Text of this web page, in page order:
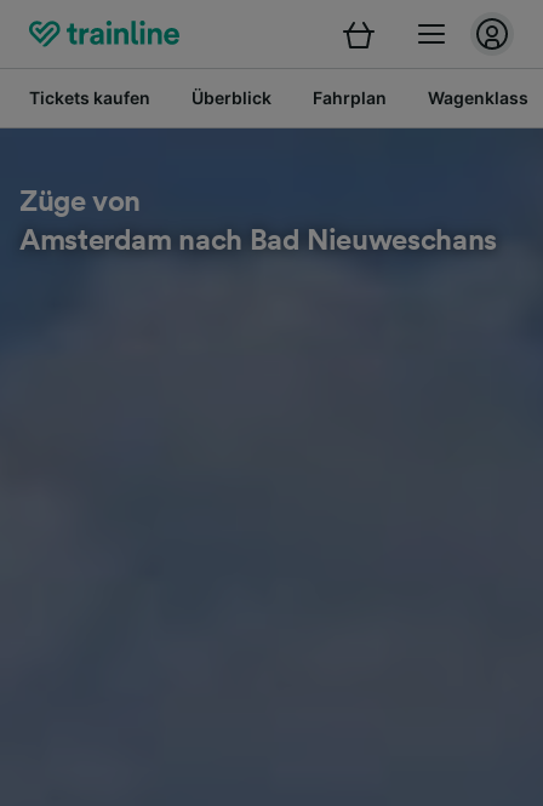
Tickets kaufen Überblick Fahrplan
Züge von
Amsterdam nach Bad Nieuweschans